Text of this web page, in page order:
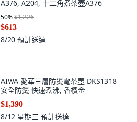
A376, A204, 十二角煮茶壺A376
50%$1,226
$613
8/20 預計送達
AIWA 愛華三層防燙電茶壺 DKS1318
安全防燙 快速煮沸, 香檳金
$1,390
8/12 星期三 預計送達